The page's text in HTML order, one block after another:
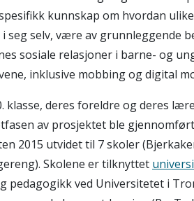
kunnskap om hvordan
seg selv, være av
sosiale relasjoner i barne- og
inklusive mobbing og digital
klasse, deres foreldre og deres
av prosjektet ble
2015 utvidet til 7 skoler
Skolene er tilknyttet
pedagogikk ved Universitetet i